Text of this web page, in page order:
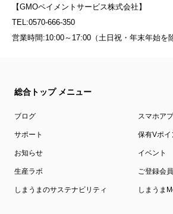
【GMOペイメントサービス株式会社】
TEL:0570-666-350
営業時間:10:00～17:00（土日祝・年末年始を
総合トップ メニュー
ブログ スマホア
サポート 保有Vポ
お知らせ イベント
生産ラボ ご登録会
しまうまのサステナビリティ しまうま